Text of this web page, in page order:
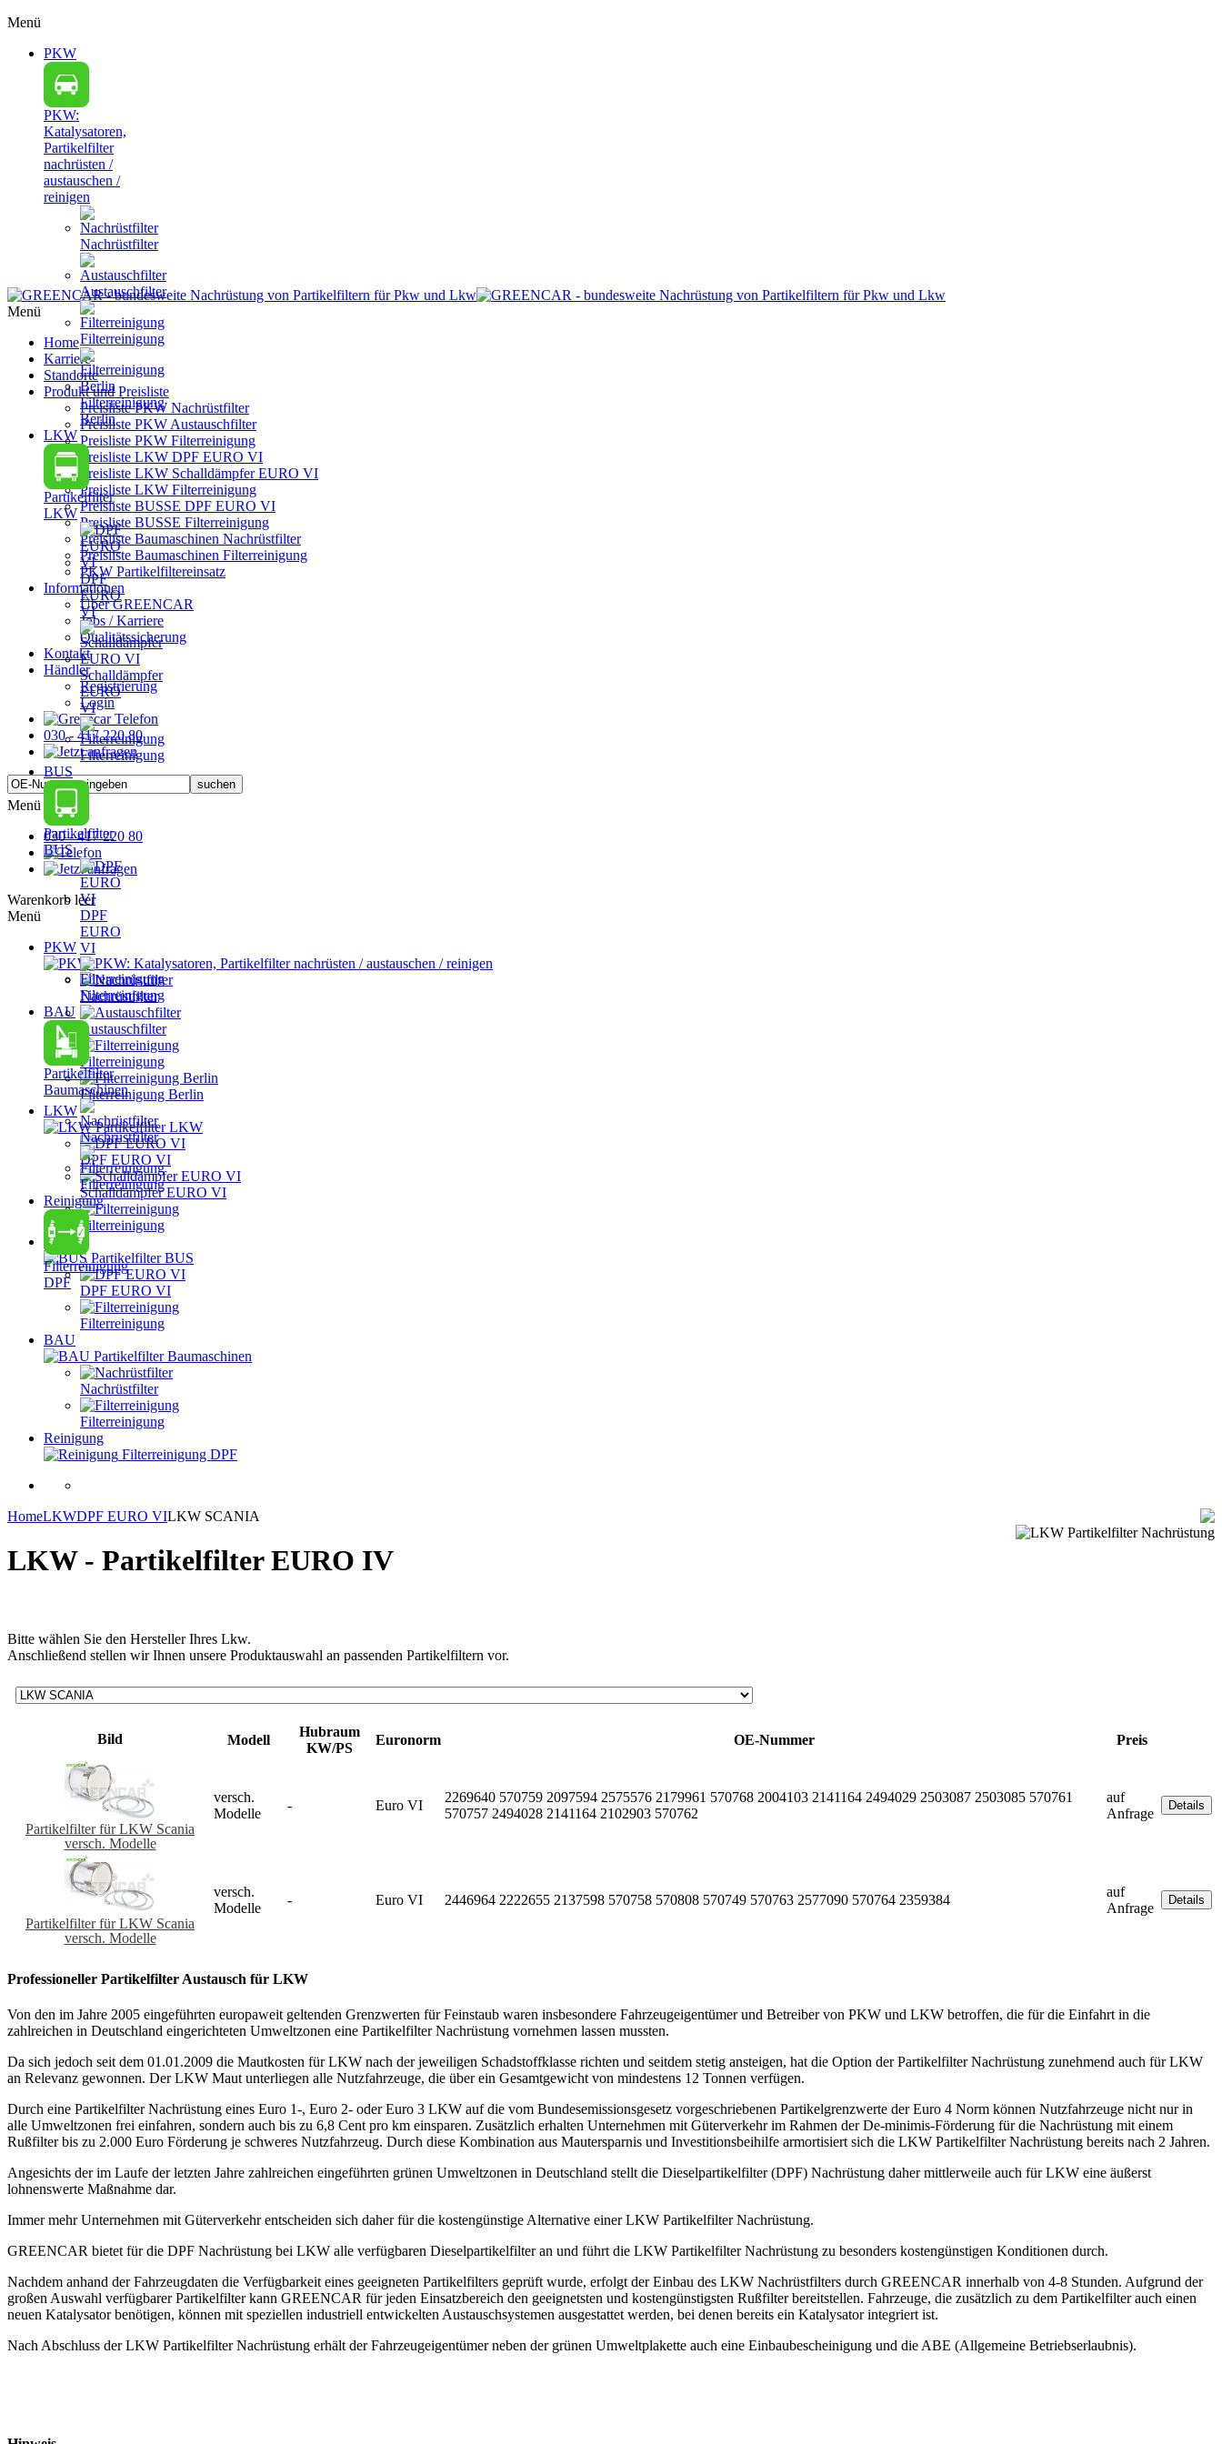
Menü
PKW
PKW:
Katalysatoren,
Partikelfilter
nachrüsten /
austauschen /
reinigen
Nachrüstfilter
Austauschfilter
Filterreinigung
Filterreinigung
Berlin
LKW
Partikelfilter
LKW
DPF
EURO
VI
Schalldämpfer
EURO
VI
Filterreinigung
BUS
Partikelfilter
BUS
DPF
EURO
VI
Filterreinigung
BAU
Partikelfilter
Baumaschinen
Nachrüstfilter
Filterreinigung
Reinigung
Filterreinigung
DPF
Menü
Home
Karriere
Standorte
Produkt und Preisliste
Preisliste PKW Nachrüstfilter
Preisliste PKW Austauschfilter
Preisliste PKW Filterreinigung
Preisliste LKW DPF EURO VI
Preisliste LKW Schalldämpfer EURO VI
Preisliste LKW Filterreinigung
Preisliste BUSSE DPF EURO VI
Preisliste BUSSE Filterreinigung
Preisliste Baumaschinen Nachrüstfilter
Preisliste Baumaschinen Filterreinigung
PKW Partikelfiltereinsatz
Informationen
Über GREENCAR
Jobs / Karriere
Qualitätssicherung
Kontakt
Händler
Registrierung
Login
030 - 417 220 80
Menü
030 - 417 220 80
Warenkorb leer
Menü
PKW
PKW: Katalysatoren, Partikelfilter nachrüsten / austauschen / reinigen
Nachrüstfilter
Austauschfilter
Filterreinigung
Filterreinigung Berlin
LKW
Partikelfilter LKW
DPF EURO VI
Schalldämpfer EURO VI
Filterreinigung
BUS
Partikelfilter BUS
DPF EURO VI
Filterreinigung
BAU
Partikelfilter Baumaschinen
Nachrüstfilter
Filterreinigung
Reinigung
Filterreinigung DPF
HomeLKWDPF EURO VILKW SCANIA
LKW - Partikelfilter EURO IV
Bitte wählen Sie den Hersteller Ihres Lkw.
Anschließend stellen wir Ihnen unsere Produktauswahl an passenden Partikelfiltern vor.
Bild Modell
Hubraum
KW/PS
Euronorm OE-Nummer Preis
Partikelfilter für LKW Scania
versch. Modelle
versch.
Modelle
- Euro VI
2269640 570759 2097594 2575576 2179961 570768 2004103 2141164 2494029 2503087 2503085 570761
570757 2494028 2141164 2102903 570762
auf
Anfrage
Partikelfilter für LKW Scania
versch. Modelle
versch.
Modelle
- Euro VI 2446964 2222655 2137598 570758 570808 570749 570763 2577090 570764 2359384
auf
Anfrage
Professioneller Partikelfilter Austausch für LKW
Von den im Jahre 2005 eingeführten europaweit geltenden Grenzwerten für Feinstaub waren insbesondere Fahrzeugeigentümer und Betreiber von PKW und LKW betroffen, die für die Einfahrt in die
zahlreichen in Deutschland eingerichteten Umweltzonen eine Partikelfilter Nachrüstung vornehmen lassen mussten.
Da sich jedoch seit dem 01.01.2009 die Mautkosten für LKW nach der jeweiligen Schadstoffklasse richten und seitdem stetig ansteigen, hat die Option der Partikelfilter Nachrüstung zunehmend auch für LKW
an Relevanz gewonnen. Der LKW Maut unterliegen alle Nutzfahrzeuge, die über ein Gesamtgewicht von mindestens 12 Tonnen verfügen.
Durch eine Partikelfilter Nachrüstung eines Euro 1-, Euro 2- oder Euro 3 LKW auf die vom Bundesemissionsgesetz vorgeschriebenen Partikelgrenzwerte der Euro 4 Norm können Nutzfahrzeuge nicht nur in
alle Umweltzonen frei einfahren, sondern auch bis zu 6,8 Cent pro km einsparen. Zusätzlich erhalten Unternehmen mit Güterverkehr im Rahmen der De-minimis-Förderung für die Nachrüstung mit einem
Rußfilter bis zu 2.000 Euro Förderung je schweres Nutzfahrzeug. Durch diese Kombination aus Mautersparnis und Investitionsbeihilfe armortisiert sich die LKW Partikelfilter Nachrüstung bereits nach 2 Jahren.
Angesichts der im Laufe der letzten Jahre zahlreichen eingeführten grünen Umweltzonen in Deutschland stellt die Dieselpartikelfilter (DPF) Nachrüstung daher mittlerweile auch für LKW eine äußerst
lohnenswerte Maßnahme dar.
Immer mehr Unternehmen mit Güterverkehr entscheiden sich daher für die kostengünstige Alternative einer LKW Partikelfilter Nachrüstung.
GREENCAR bietet für die DPF Nachrüstung bei LKW alle verfügbaren Dieselpartikelfilter an und führt die LKW Partikelfilter Nachrüstung zu besonders kostengünstigen Konditionen durch.
Nachdem anhand der Fahrzeugdaten die Verfügbarkeit eines geeigneten Partikelfilters geprüft wurde, erfolgt der Einbau des LKW Nachrüstfilters durch GREENCAR innerhalb von 4-8 Stunden. Aufgrund der
großen Auswahl verfügbarer Partikelfilter kann GREENCAR für jeden Einsatzbereich den geeignetsten und kostengünstigsten Rußfilter bereitstellen. Fahrzeuge, die zusätzlich zu dem Partikelfilter auch einen
neuen Katalysator benötigen, können mit speziellen industriell entwickelten Austauschsystemen ausgestattet werden, bei denen bereits ein Katalysator integriert ist.
Nach Abschluss der LKW Partikelfilter Nachrüstung erhält der Fahrzeugeigentümer neben der grünen Umweltplakette auch eine Einbaubescheinigung und die ABE (Allgemeine Betriebserlaubnis).